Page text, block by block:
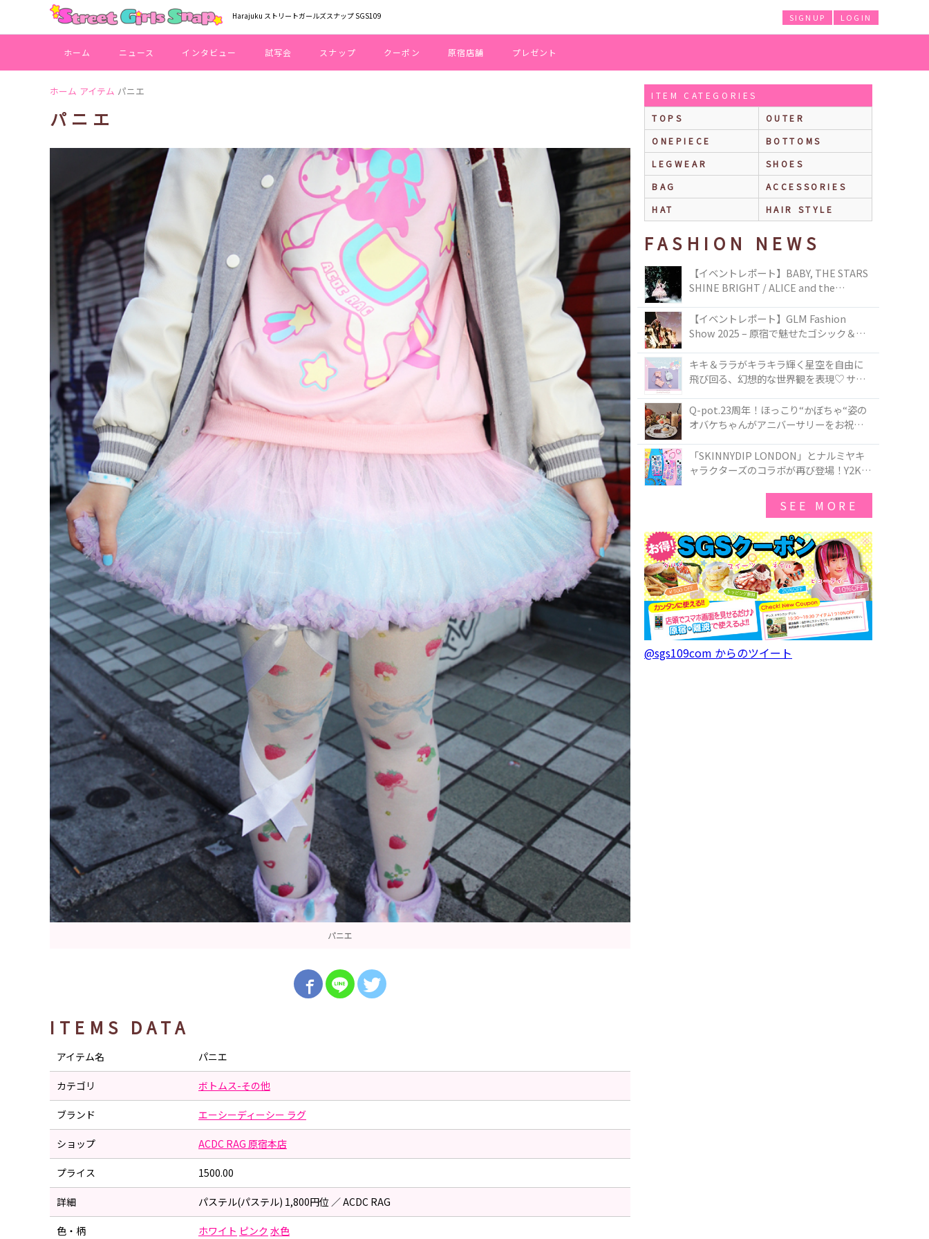
Harajuku ストリートガールズスナップ SGS109 LOGIN
SIGNUP
ホーム ニュース インタビュー 試写会 スナップ クーポン 原宿店舗 プレゼント
ホーム アイテム パニエ
パニエ
パニエ
ITEMS DATA
アイテム名 パニエ
カテゴリ ボトムス-その他
ブランド エーシーディーシー ラグ
ショップ ACDC RAG 原宿本店
プライス 1500.00
詳細 パステル(パステル) 1,800円位 ／ ACDC RAG
色・柄 ホワイト ピンク 水色
ITEM CATEGORIES
TOPS
OUTER
ONEPIECE
BOTTOMS
LEGWEAR
SHOES
BAG
ACCESSORIES
HAT
HAIR STYLE
FASHION NEWS
【イベントレポート】BABY, THE STARS
SHINE BRIGHT / ALICE and the
TOKYO
【イベントレポート】GLM Fashion
Show 2025 – 原宿で魅せたゴシック＆ロ
キキ＆ララがキラキラ輝く星空を自由に
飛び回る、幻想的な世界観を表現♡ サマ
50周年アニバーサリーイヤー』を記念し
たコレクションが登場
Q-pot.23周年！ほっこり“かぼちゃ“姿の
オバケちゃんがアニバーサリーをお祝い
ー」が新発売！Q-pot CAFE.では「かぼち
ゃのオバケーキプレート」も登場
「SKINNYDIP LONDON」とナルミヤキ
ャラクターズのコラボが再び登場！Y2Kム
SEE MORE
@sgs109com からのツイート